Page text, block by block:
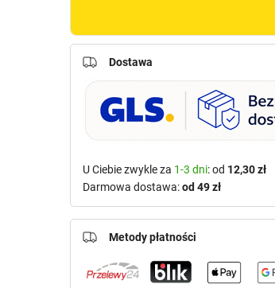
Dostawa
U Ciebie zwykle za 1-3 dni: od 12,30 zł
Darmowa dostawa:od 49 zł
Metody płatności